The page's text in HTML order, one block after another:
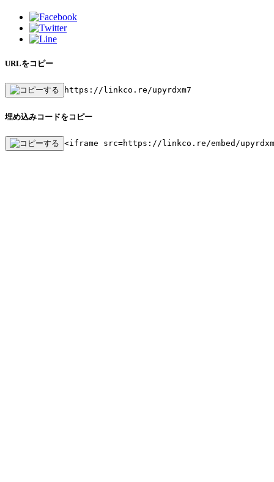
URLをコピー
https://linkco.re/upyrdxm7
埋め込みコードをコピー
<iframe src=https://linkco.re/embed/